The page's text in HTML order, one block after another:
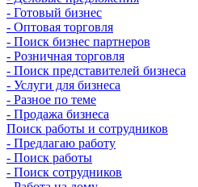
- Готовый бизнес
- Оптовая торговля
- Поиск бизнес партнеров
- Розничная торговля
- Поиск представителей бизнеса
- Услуги для бизнеса
- Разное по теме
- Продажа бизнеса
Поиск работы и сотрудников
- Предлагаю работу
- Поиск работы
- Поиск сотрудников